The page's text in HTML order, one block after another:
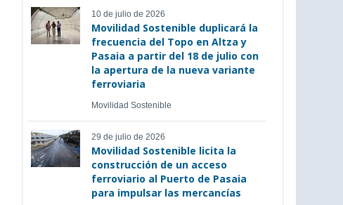
10 de julio de 2026
Movilidad Sostenible duplicará la
frecuencia del Topo en Altza y
Pasaia a partir del 18 de julio con
la apertura de la nueva variante
ferroviaria
Movilidad Sostenible
29 de julio de 2026
Movilidad Sostenible licita la
construcción de un acceso
ferroviario al Puerto de Pasaia
para impulsar las mercancías